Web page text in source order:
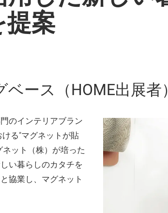
提案
ース（HOME出展者）
のインテリアブラン
る”マグネットが貼
ット（株）が培った
い暮らしのカタチを
協業し、マグネット